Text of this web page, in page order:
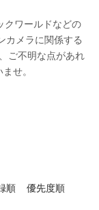
クワールドなどの
カメラに関係する
ご不明な点があれ
せ。
順
優先度順